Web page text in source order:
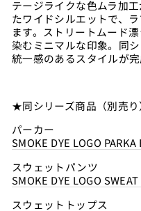
テージライクな色ムラ加
たワイドシルエットで、
ます。ストリートムード
染むミニマルな印象。同
統一感のあるスタイルが完
★同シリーズ商品（別売り
パーカー
SMOKE DYE LOGO
スウェットパンツ
SMOKE DYE LOGO
スウェットトップス